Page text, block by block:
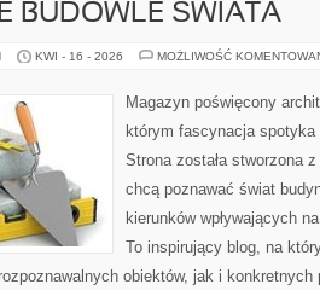
BUDOWLE ŚWIATA
KWI - 16 - 2026 MOŻLIWOŚĆ
Magazyn poświęcony
którym fascynacja
Strona została stworzona
chcą poznawać świat
kierunków wpływających
To inspirujący blog, na
obiektów, jak i konkretnych